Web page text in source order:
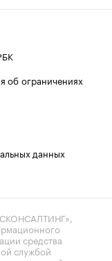
об ограничениях
данных
средства
службой